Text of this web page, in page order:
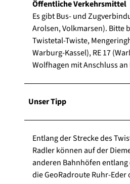
Öffentliche Verkehrsmittel
Es gibt Bus- und
Arolsen, Volkmarsen). Bitte
Twistetal-Twiste,
Warburg-Kassel), RE 17
Wolfhagen mit Anschluss an
Unser Tipp
Entlang der Strecke des
Radler können auf der
anderen Bahnhöfen entlang
die GeoRadroute Ruhr-